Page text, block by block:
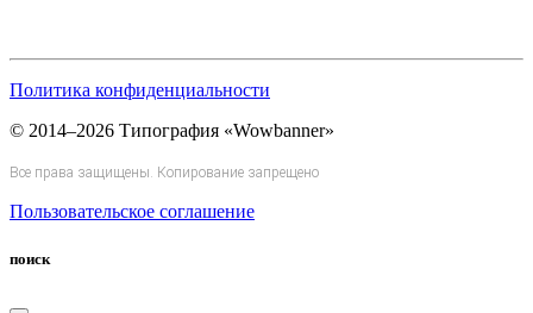
Политика конфиденциальности
© 2014–2026 Типография «Wowbanner»
Все права защищены. Копирование запрещено
Пользовательское соглашение
поиск